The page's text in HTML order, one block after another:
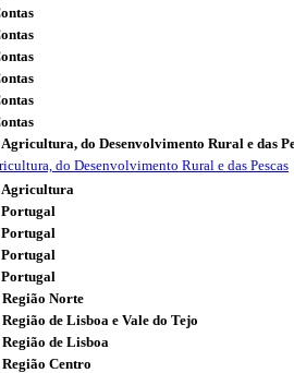
do Desenvolvimento Rural e das
do Desenvolvimento Rural e das Pescas
Norte
de Lisboa e Vale do Tejo
de Lisboa
Centro